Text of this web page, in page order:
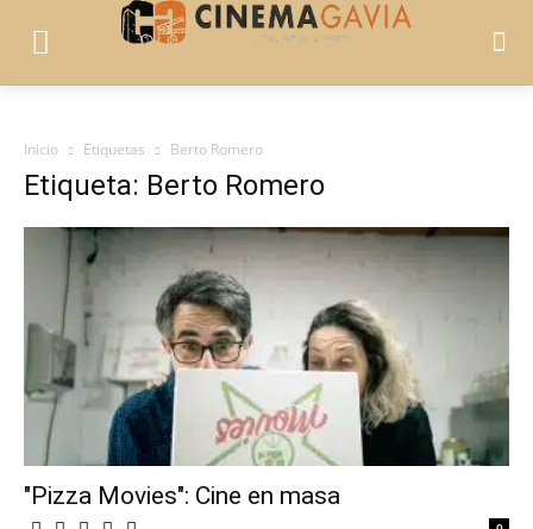
Inicio Etiquetas Berto Romero
Etiqueta: Berto Romero
"Pizza Movies": Cine en masa